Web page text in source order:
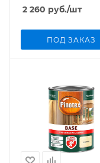
2 260 руб./шт
ПОД ЗАКАЗ